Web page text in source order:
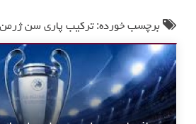
برچسب خورده: ترکیب پاری سن